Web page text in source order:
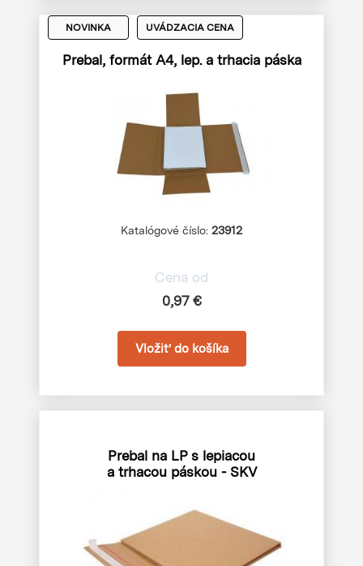
NOVINKA UVÁDZACIA CENA
Prebal, formát A4, lep. a trhacia páska
Katalógové číslo: 23912
Cena od
0,97 €
Prebal na LP s lepiacou
a trhacou páskou - SKV